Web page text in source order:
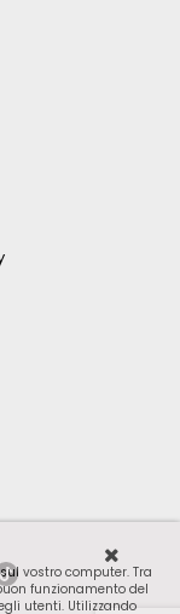
vostro computer. Tra
funzionamento del
utenti. Utilizzando